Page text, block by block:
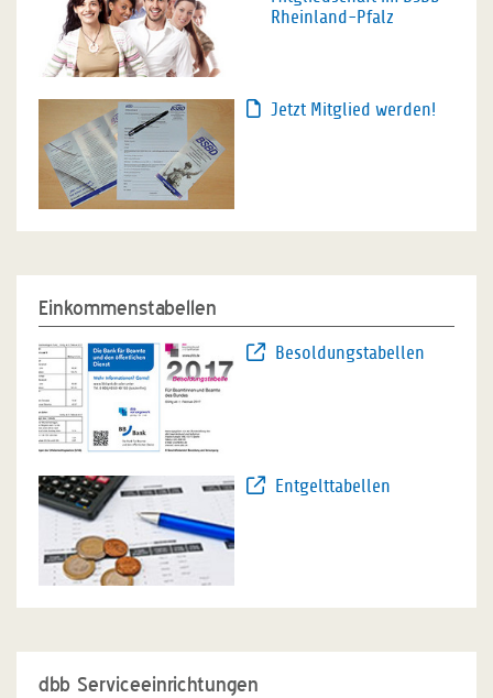
Rheinland-Pfalz
Jetzt Mitglied werden!
Einkommenstabellen
Besoldungstabellen
Entgelttabellen
dbb Serviceeinrichtungen